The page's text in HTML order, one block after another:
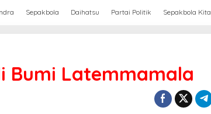
Sepakbola Daihatsu Partai Politik Sepakbola Kita
Bumi Latemmamala